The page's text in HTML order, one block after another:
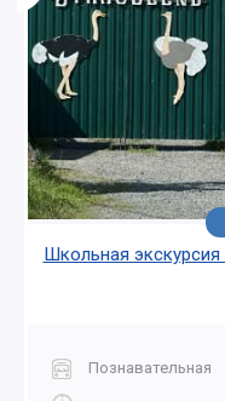
Школьная
Познавательная